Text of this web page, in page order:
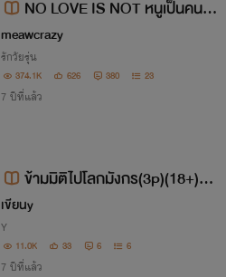
NO LOVE IS NOT หนูเป็นคนใส
ใสค่ะ NC 18++++ {อ่านฟรีค่ะ}
meawcrazy
รักวัยรุ่น
374.1K 626 380 23
7 ปีที่แล้ว
ข้ามมิติไปโลกมังกร(3p)(18+)[Y
AOI]
เขียนy
Y
11.0K 33 6 6
7 ปีที่แล้ว